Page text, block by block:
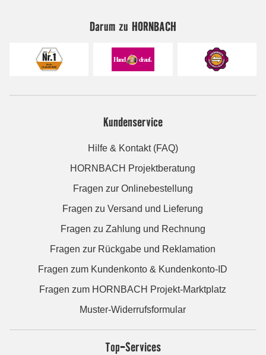
Darum zu HORNBACH
Kundenservice
Hilfe & Kontakt (FAQ)
HORNBACH Projektberatung
Fragen zur Onlinebestellung
Fragen zu Versand und Lieferung
Fragen zu Zahlung und Rechnung
Fragen zur Rückgabe und Reklamation
Fragen zum Kundenkonto & Kundenkonto-ID
Fragen zum HORNBACH Projekt-Marktplatz
Muster-Widerrufsformular
Top-Services